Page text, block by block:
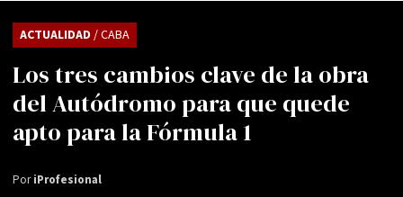
Los tres cambios clave de la obra
del Autódromo para que quede
apto para la Fórmula 1
ACTUALIDAD / CABA
PoriProfesional